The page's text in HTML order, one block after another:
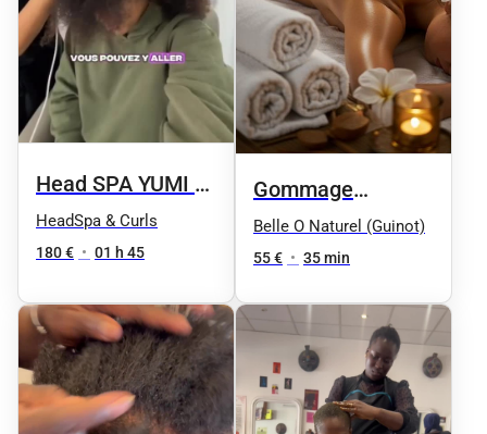
Head SPA YUMI 由
美子 SIGNATURE
2.0 Luxury
HeadSpa & Curls
180 € • 01 h 45
Gommage
Douceur Relaxant
aux 4 Huiles
Belle O Naturel (Guinot)
55 € • 35 min